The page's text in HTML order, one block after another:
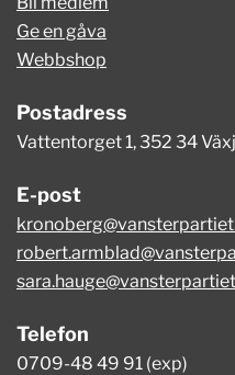
Ge en gåva
Webbshop
Postadress
Vattentorget 1, 352 34
E-post
Telefon
0709-48 49 91 (exp)